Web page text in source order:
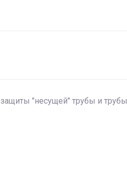
"несущей" трубы и трубы